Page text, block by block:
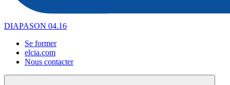
DIAPASON 04.16
Se former
elcia.com
Nous contacter